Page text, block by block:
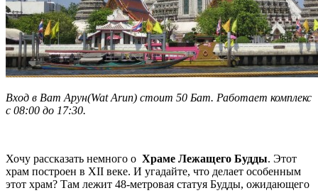
Вход в Ват Арун(Wat Arun) стоит 50 Бат. Работает комплекс
с 08:00 до 17:30.
Хочу рассказать немного о Храме Лежащего Будды. Этот
храм построен в XII веке. И угадайте, что делает особенным
этот храм? Там лежит 48-метровая статуя Будды, ожидающего